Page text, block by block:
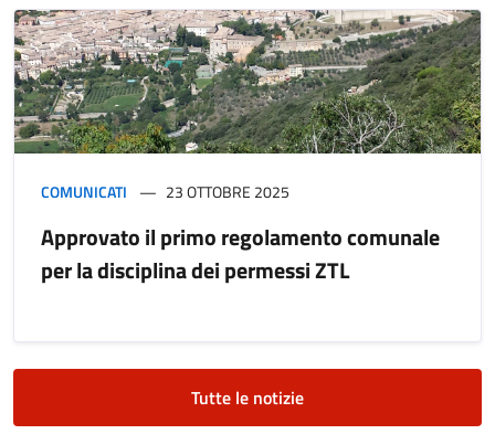
COMUNICATI 23 OTTOBRE 2025
Approvato il primo regolamento comunale
per la disciplina dei permessi ZTL
Tutte le notizie